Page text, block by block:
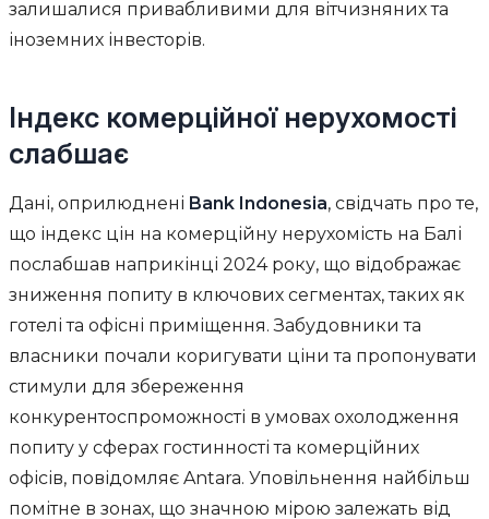
залишалися привабливими для вітчизняних та
іноземних інвесторів.
Індекс комерційної нерухомості
слабшає
Дані, оприлюднені Bank Indonesia, свідчать про те,
що індекс цін на комерційну нерухомість на Балі
послабшав наприкінці 2024 року, що відображає
зниження попиту в ключових сегментах, таких як
готелі та офісні приміщення. Забудовники та
власники почали коригувати ціни та пропонувати
стимули для збереження
конкурентоспроможності в умовах охолодження
попиту у сферах гостинності та комерційних
офісів, повідомляє Antara. Уповільнення найбільш
помітне в зонах, що значною мірою залежать від